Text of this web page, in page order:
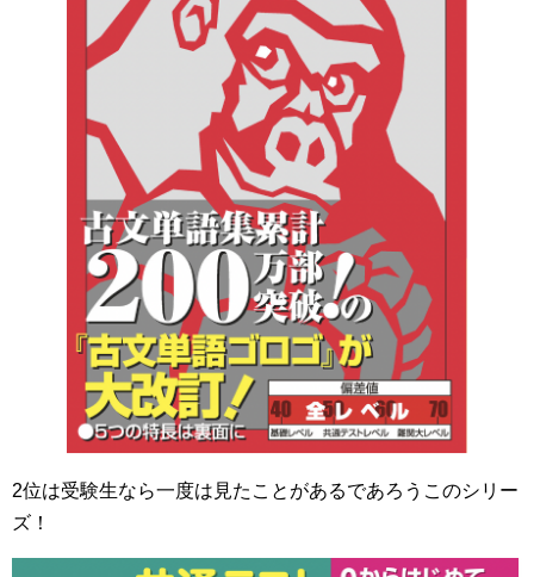
2位は受験生なら一度は見たことがあるであろうこのシリー
ズ！